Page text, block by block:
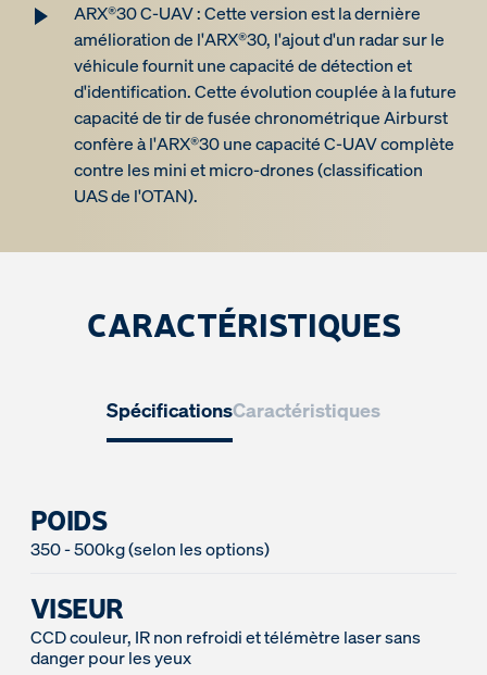
ARX®30 C-UAV : Cette version est la dernière
amélioration de l'ARX®30, l'ajout d'un radar sur le
véhicule fournit une capacité de détection et
d'identification. Cette évolution couplée à la future
capacité de tir de fusée chronométrique Airburst
confère à l'ARX®30 une capacité C-UAV complète
contre les mini et micro-drones (classification
UAS de l'OTAN).
CARACTÉRISTIQUES
SpécificationsCaractéristiques
POIDS
350 - 500kg (selon les options)
VISEUR
CCD couleur, IR non refroidi et télémètre laser sans
danger pour les yeux